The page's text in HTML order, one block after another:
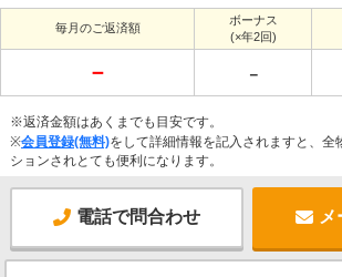
毎月のご返済額
ボーナス
(×年2回)
－ －
※返済金額はあくまでも目安です。
※会員登録(無料)をして詳細情報を記入されますと、全
ションされとても便利になります。
電話で問合わせ